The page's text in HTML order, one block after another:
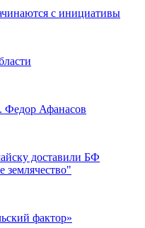
с инициативы
Федор Афанасов
доставили БФ
фактор»